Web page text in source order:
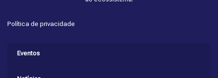
Política de privacidade
Eventos